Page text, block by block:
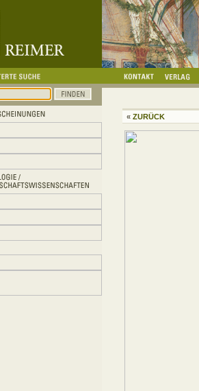
« ZURÜCK